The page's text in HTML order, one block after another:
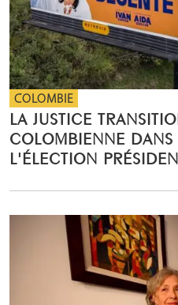
COLOMBIE
LA JUSTICE
COLOMBIENNE DANS
L'ÉLECTION